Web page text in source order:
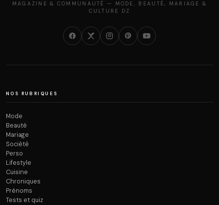
MAGAZINE & COMMUNAUTÉ — MODE, BEAUTÉ, MARIAGE &
CULTURE DZ
NOS RUBRIQUES
Mode
Beauté
Mariage
Société
Perso
Lifestyle
Cuisine
Chroniques
Prénoms
Tests et quiz